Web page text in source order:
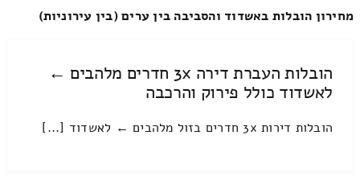
מחירון הובלות באשדוד והסביבה בין ערים (בין עירוניות)
הובלות העברת דירה 3x חדרים מלהבים ←
לאשדוד כולל פירוק והרכבה
הובלות דירות 3x חדרים בזול מלהבים ← לאשדוד [...]